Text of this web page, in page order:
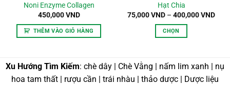
Noni Enzyme Collagen
450,000VND
THÊM VÀO GIỎ HÀNG
Hạt Chia
75,000VND – 400,000VND
CHỌN
này
nhiều
Xu Hướng Tìm Kiếm: chè dây | Chè Vằng | nấm lim xanh | nụ
hoa tam thất | rượu cần | trái nhàu | thảo dược | Dược liệu